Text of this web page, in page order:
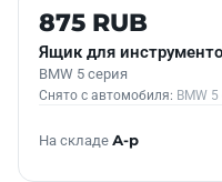
Б/У В НАЛИЧИИ
875 RUB
Ящик для
BMW 5 серия
Снято с автомобиля: BMW
На складе А-р